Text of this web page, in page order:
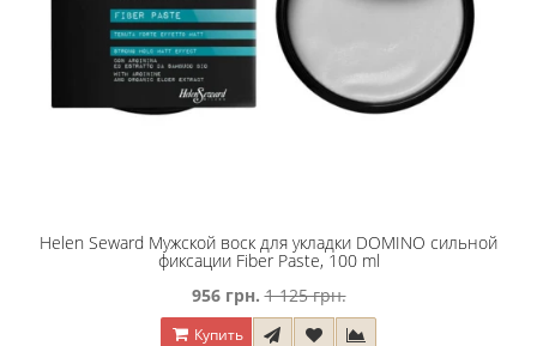
Helen Seward Мужской воск для укладки DOMINO сильной
фиксации Fiber Paste, 100 ml
956 грн. 1 125 грн.
Купить